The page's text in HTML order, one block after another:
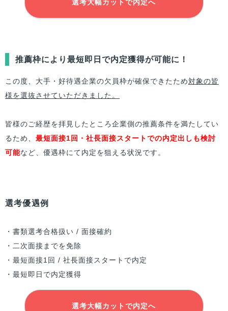
選考大幅カットで内定へ
推薦枠により最短即日で内定獲得が可能に！
この度、大手・好待遇企業の欠員枠が確保できたため対象の皆
様を選抜させていただきました。
皆様のご経歴を拝見したところ企業側の推薦条件を満たしてい
るため、 最短面接1回・社長面接スタートでの内定出しも検討
可能など、優遇枠にて内定を狙える状況です。
選考優遇例
・書類選考合格扱い / 面接確約
・二次面接までを免除
・最短面接1回 / 社長面接スタートで内定
・最短即日で内定獲得
選考大幅カットで内定へ